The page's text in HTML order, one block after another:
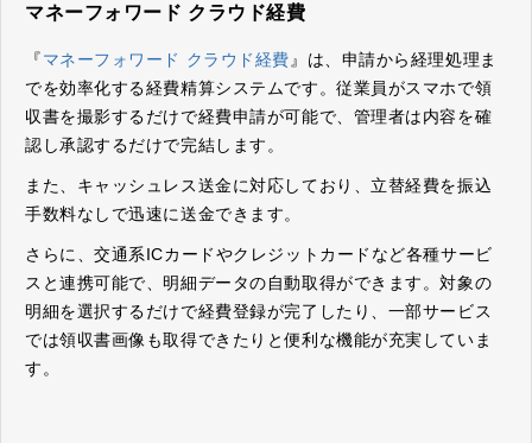
マネーフォワード クラウド経費
『マネーフォワード クラウド経費 』は、申請から経理処理ま
でを効率化する経費精算システムです。従業員がスマホで領
収書を撮影するだけで経費申請が可能で、管理者は内容を確
認し承認するだけで完結します。
また、キャッシュレス送金に対応しており、立替経費を振込
手数料なしで迅速に送金できます。
さらに、交通系ICカードやクレジットカードなど各種サービ
スと連携可能で、明細データの自動取得ができます。対象の
明細を選択するだけで経費登録が完了したり、一部サービス
では領収書画像も取得できたりと便利な機能が充実していま
す。